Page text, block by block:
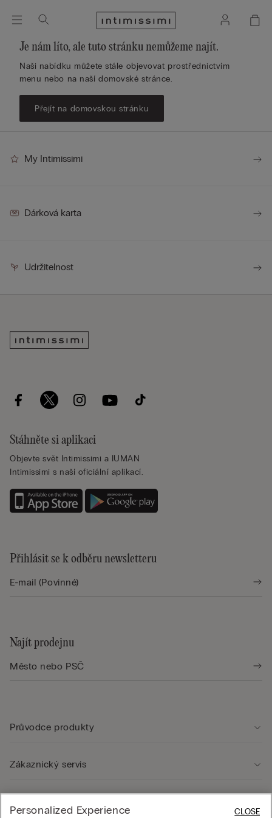
Je nám líto, ale tuto stránku nemůžeme najít.
Naši nabídku můžete stále objevovat prostřednictvím
menu nebo na naší domovské stránce.
Přejít na domovskou stránku
My Intimissimi
Dárková karta
Udržitelnost
Stáhněte si aplikaci
Objevte svět Intimissimi a IUMAN
Intimissimi s naší oficiální aplikací.
Přihlásit se k odběru newsletteru
Najít prodejnu
Průvodce produkty
Zákaznický servis
Personalized Experience CLOSE